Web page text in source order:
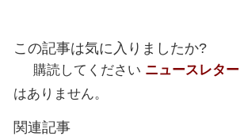
この記事は気に入りましたか?
購読してください ニュースレター
はありません。
関連記事